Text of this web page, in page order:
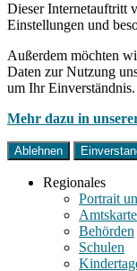
Dieser Internetauftritt
Einstellungen und
Außerdem möchten
Daten zur Nutzung
um Ihr Einverständnis.
Mehr dazu in
Ablehnen
Regionales
Portrait
Amtskarte
Behörden
Schulen